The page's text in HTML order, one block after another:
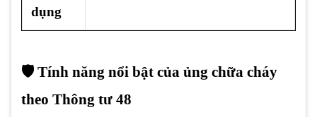
dụng
🛡️ Tính năng nổi bật của ủng chữa cháy
theo Thông tư 48